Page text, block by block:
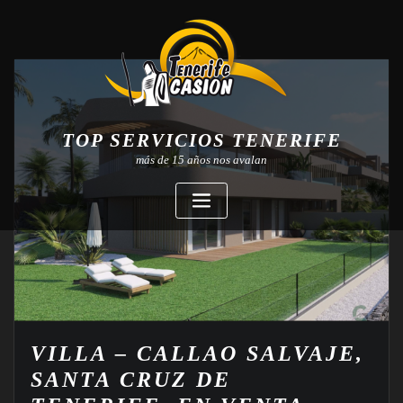
TOP SERVICIOS TENERIFE
más de 15 años nos avalan
VILLA – CALLAO SALVAJE,
SANTA CRUZ DE